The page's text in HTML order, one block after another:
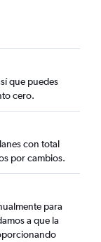
que puedes
cero.
con total
por cambios.
para
a que la